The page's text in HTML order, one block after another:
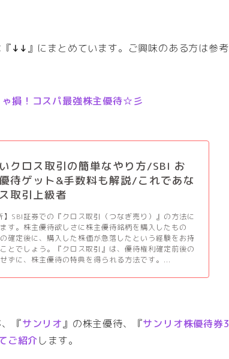
↓↓』にまとめています。ご興味のある方は参考
損！コスパ最強株主優待☆彡
クロス取引の簡単なやり方/SBI お
待ゲット&手数料も解説/これであな
取引上級者
SBI証券での『クロス取引（つなぎ売り）』の方法に
す。株主優待欲しさに株主優待銘柄を購入したもの
確定後に、購入した株価が急落したという経験をお持
とでしょう。『クロス取引』は、優待権利確定前後の
ずに、株主優待の特典を得られる方法です。...
『サンリオ』の株主優待、『サンリオ株優待券3
ご紹介します。